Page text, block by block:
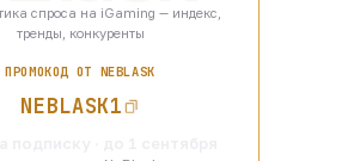
спроса на iGaming — индекс,
тренды, конкуренты
ПРОМОКОД ОТ NEBLASK
NEBLASK1